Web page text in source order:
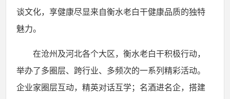
谈文化，享健康尽显来自衡水老白干健康品质的独特
魅力。
在沧州及河北各个大区，衡水老白干积极行动，
举办了多圈层、跨行业、多频次的一系列精彩活动。
企业家圈层互动，精英对话互学；名酒进名企，搭建